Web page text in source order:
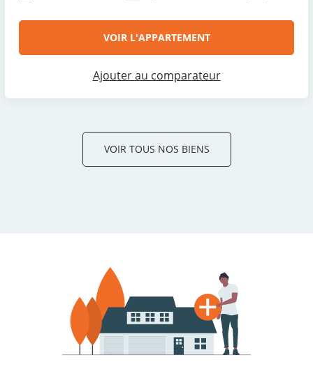
VOIR L'APPARTEMENT
Ajouter au comparateur
VOIR TOUS NOS BIENS